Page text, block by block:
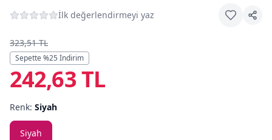
Büyük
Markalar
Yazlık Pijama
İlk değerlendirmeyi yaz
323,51 TL
Sepette %25 İndirim
242,63 TL
Renk: Siyah
Siyah